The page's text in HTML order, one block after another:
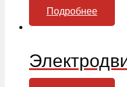
Подробнее